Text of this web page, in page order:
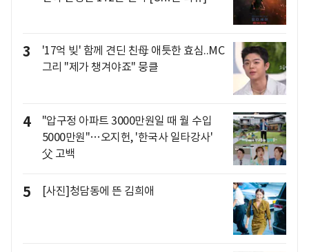
3
'17억 빚' 함께 견딘 친母 애틋한 효심..MC
그리 "제가 챙겨야죠" 뭉클
4
"압구정 아파트 3000만원일 때 월 수입
5000만원"…오지헌, '한국사 일타강사'
父 고백
5 [사진]청담동에 뜬 김희애